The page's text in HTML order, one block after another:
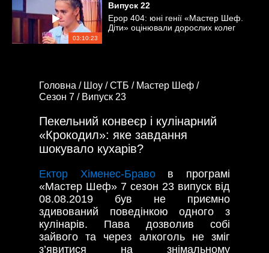
03:10:23
Випуск 22
Ерор 404: юні генії «Мастер Шеф.
Діти» оцінювали дорослих колег
Головна / Шоу /СТБ / Мастер Шеф /
Сезон 7 / Випуск 23
Пекельний конвеєр і кулінарний
«Крокодил»: яке завдання
шокувало кухарів?
Ектор Хіменес-Бравов програмі
«Мастер Шеф» 7 сезон 23 випуск від
08.08.2019 був не приємно
здивований поведінкою одного з
кулінарів. Пава дозволив собі
зайвого та через алкоголь не зміг
з’явитися на знімальному